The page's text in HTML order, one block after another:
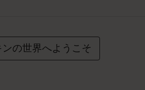
の世界へようこそ